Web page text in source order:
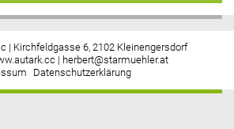
| Kirchfeldgasse 6, 2102 Kleinengersdorf
| herbert@starmuehler.at
Datenschutzerklärung